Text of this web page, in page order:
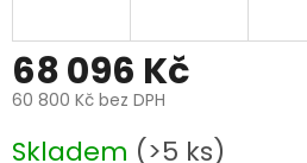
68 096 Kč
60 800 Kč bez DPH
cena:
Skladem (>5 ks)